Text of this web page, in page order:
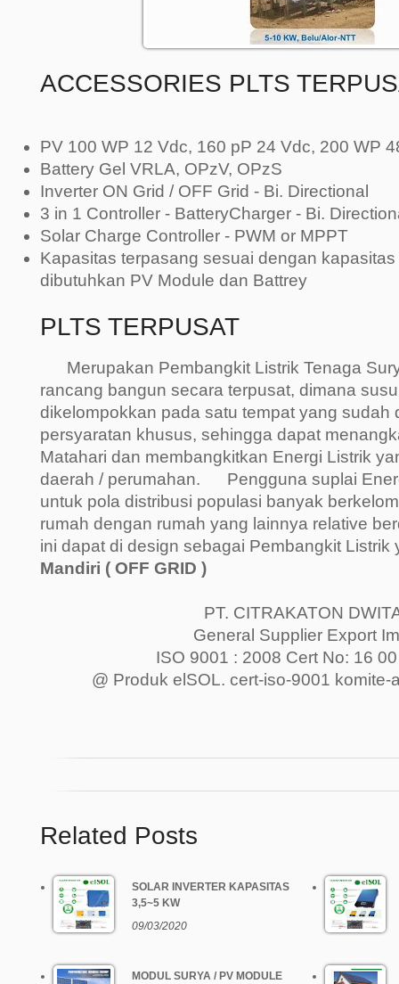
ACCESSORIES PLTS
PV 100 WP 12 Vdc, 160 pP 24 Vdc, 200 WP
Battery Gel VRLA, OPzV, OPzS
Inverter ON Grid / OFF Grid - Bi. Directional
3 in 1 Controller - BatteryCharger - Bi.
Solar Charge Controller - PWM or MPPT
Kapasitas terpasang sesuai dengan
dibutuhkan PV Module dan Battrey
PLTS TERPUSAT
Merupakan Pembangkit Listrik Tenaga
rancang bangun secara terpusat, dimana
dikelompokkan pada satu tempat yang sudah
persyaratan khusus, sehingga dapat
Matahari dan membangkitkan Energi Listrik
daerah / perumahan. Pengguna suplai
untuk pola distribusi populasi banyak
rumah dengan rumah yang lainnya relative
ini dapat di design sebagai Pembangkit Listrik
Mandiri ( OFF GRID )
PT. CITRAKATON
General Supplier Export
ISO 9001 : 2008 Cert No: 16
@ Produk elSOL. cert-iso-9001 komite-
Related Posts
SOLAR INVERTER KAPASITAS
3,5~5 KW
09/03/2020
MODUL SURYA / PV MODULE